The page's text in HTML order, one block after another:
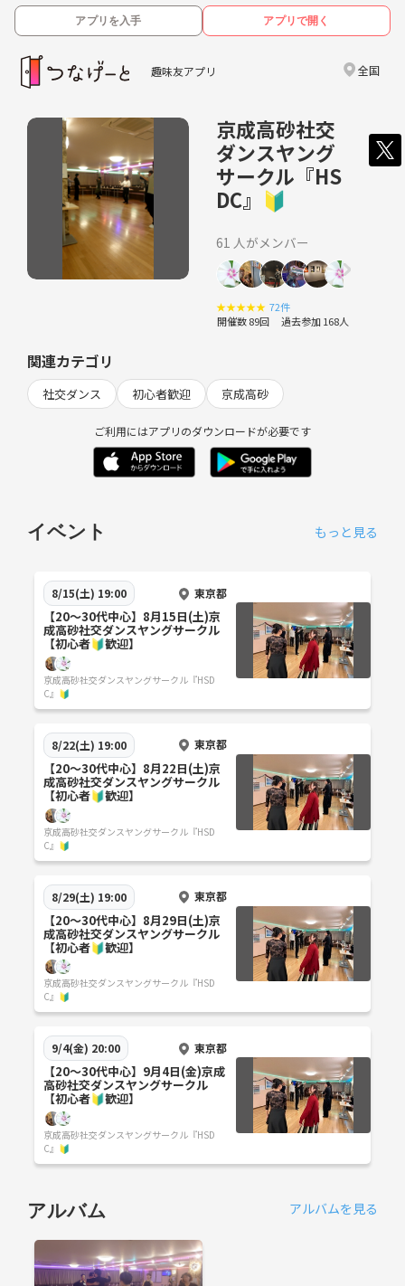
アプリを入手 アプリで開く
趣味友アプリ 全国
京成高砂社交
ダンスヤング
サークル『HS
DC』🔰
61 人がメンバー
★★★★★ 72件
開催数 89回 過去参加 168人
関連カテゴリ
社交ダンス 初心者歓迎 京成高砂
ご利用にはアプリのダウンロードが必要です
イベント もっと見る
8/15(土) 19:00 東京都
【20〜30代中心】8月15日(土)京
成高砂社交ダンスヤングサークル
【初心者🔰歓迎】
京成高砂社交ダンスヤングサークル『HSD
C』🔰
8/22(土) 19:00 東京都
【20〜30代中心】8月22日(土)京
成高砂社交ダンスヤングサークル
【初心者🔰歓迎】
京成高砂社交ダンスヤングサークル『HSD
C』🔰
8/29(土) 19:00 東京都
【20〜30代中心】8月29日(土)京
成高砂社交ダンスヤングサークル
【初心者🔰歓迎】
京成高砂社交ダンスヤングサークル『HSD
C』🔰
9/4(金) 20:00 東京都
【20〜30代中心】9月4日(金)京成
高砂社交ダンスヤングサークル
【初心者🔰歓迎】
京成高砂社交ダンスヤングサークル『HSD
C』🔰
アルバム アルバムを見る